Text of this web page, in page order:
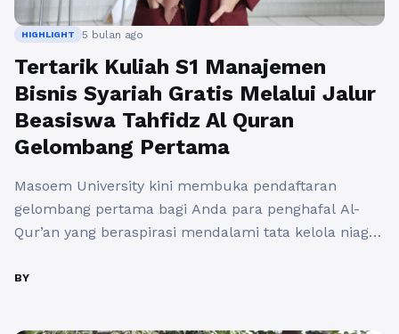
HIGHLIGHT 5 bulan ago
Tertarik Kuliah S1 Manajemen
Bisnis Syariah Gratis Melalui Jalur
Beasiswa Tahfidz Al Quran
Gelombang Pertama
Masoem University kini membuka pendaftaran
gelombang pertama bagi Anda para penghafal Al-
Qur’an yang beraspirasi mendalami tata kelola niaga
Syariah S1 dengan skema beasiswa penuh. Program
BY